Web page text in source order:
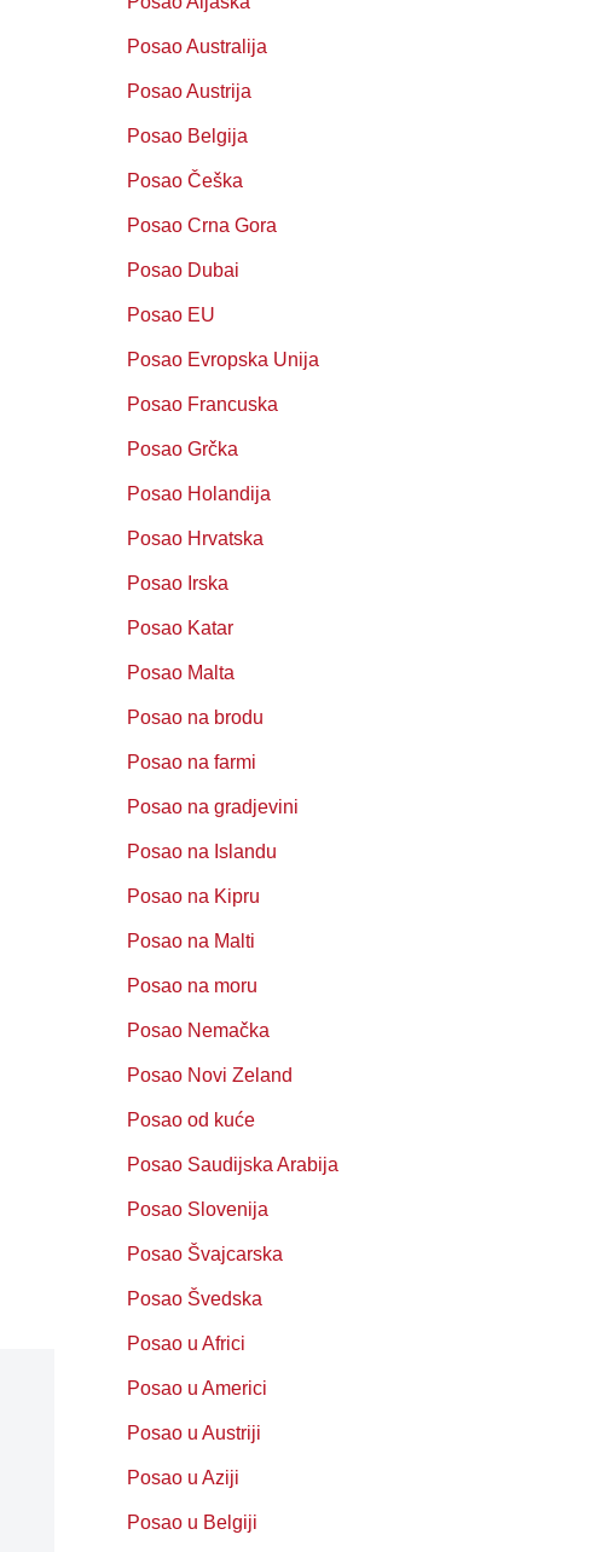
Posao Australija
Posao Austrija
Posao Belgija
Posao Češka
Posao Crna Gora
Posao Dubai
Posao EU
Posao Evropska Unija
Posao Francuska
Posao Grčka
Posao Holandija
Posao Hrvatska
Posao Irska
Posao Katar
Posao Malta
Posao na brodu
Posao na farmi
Posao na gradjevini
Posao na Islandu
Posao na Kipru
Posao na Malti
Posao na moru
Posao Nemačka
Posao Novi Zeland
Posao od kuće
Posao Saudijska Arabija
Posao Slovenija
Posao Švajcarska
Posao Švedska
Posao u Africi
Posao u Americi
Posao u Austriji
Posao u Aziji
Posao u Belgiji